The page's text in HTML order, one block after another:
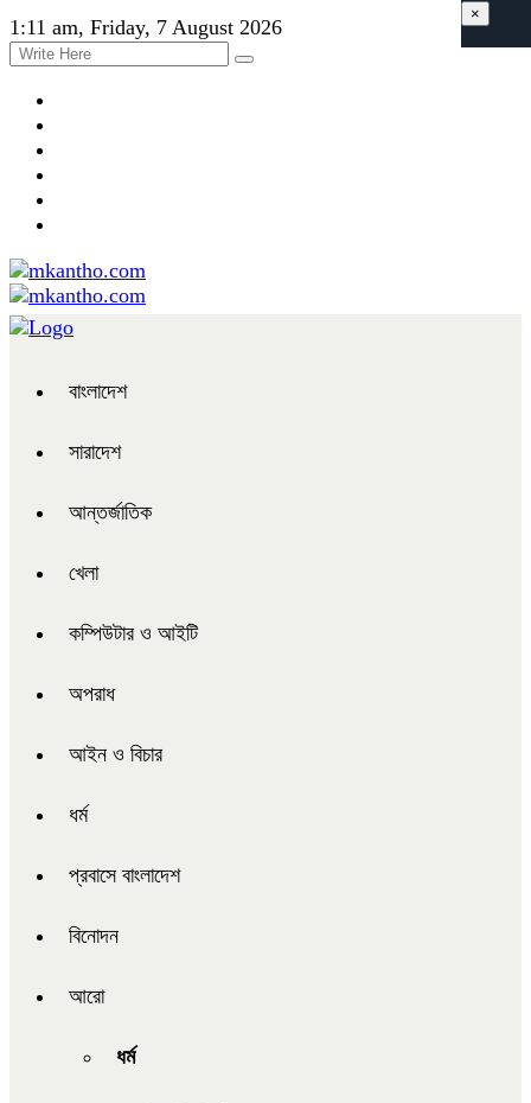
1:11 am, Friday, 7 August 2026
বাংলাদেশ
সারাদেশ
আন্তর্জাতিক
খেলা
কম্পিউটার ও আইটি
অপরাধ
আইন ও বিচার
ধর্ম
প্রবাসে বাংলাদেশ
বিনোদন
আরো
ধর্ম
×